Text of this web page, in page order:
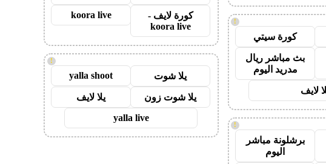
!
كورة سيتي
بث مباشر ريال
مدريد اليوم
لايف
!
برشلونة مباشر
اليوم
كورة لايف -
koora live
koora live
!
يلا شوت yalla shoot
يلا شوت زون
يلا لايف
yalla live